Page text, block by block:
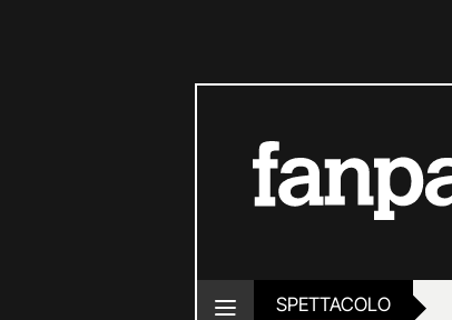
SPETTACOLO